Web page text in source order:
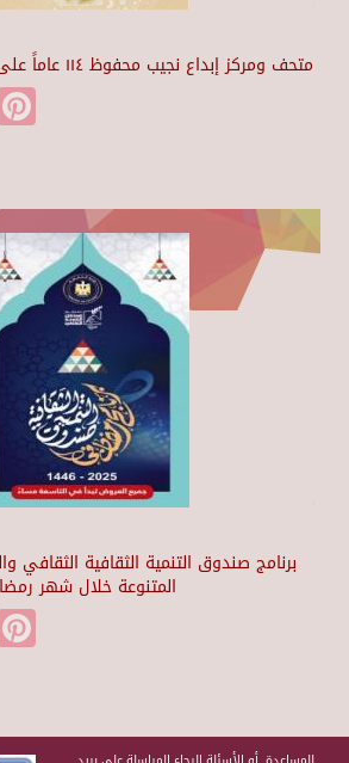
متحف ومركز إبداع نجيب محفوظ ١١٤ عاماً على ميلاد صاحب الثلاثية
برنامج صندوق التنمية الثقافية الثقافي
المتنوعة خلال شهر